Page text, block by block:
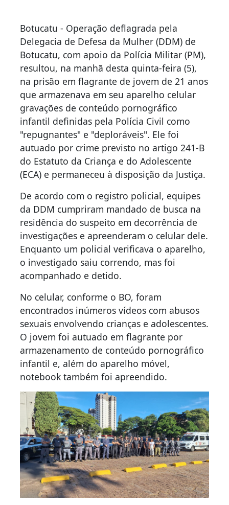
Botucatu - Operação deflagrada pela
Delegacia de Defesa da Mulher (DDM) de
Botucatu, com apoio da Polícia Militar (PM),
resultou, na manhã desta quinta-feira (5),
na prisão em flagrante de jovem de 21 anos
que armazenava em seu aparelho celular
gravações de conteúdo pornográfico
infantil definidas pela Polícia Civil como
"repugnantes" e "deploráveis". Ele foi
autuado por crime previsto no artigo 241-B
do Estatuto da Criança e do Adolescente
(ECA) e permaneceu à disposição da Justiça.
De acordo com o registro policial, equipes
da DDM cumpriram mandado de busca na
residência do suspeito em decorrência de
investigações e apreenderam o celular dele.
Enquanto um policial verificava o aparelho,
o investigado saiu correndo, mas foi
acompanhado e detido.
No celular, conforme o BO, foram
encontrados inúmeros vídeos com abusos
sexuais envolvendo crianças e adolescentes.
O jovem foi autuado em flagrante por
armazenamento de conteúdo pornográfico
infantil e, além do aparelho móvel,
notebook também foi apreendido.